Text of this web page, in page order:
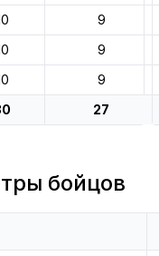
9
9
9
27
бойцов